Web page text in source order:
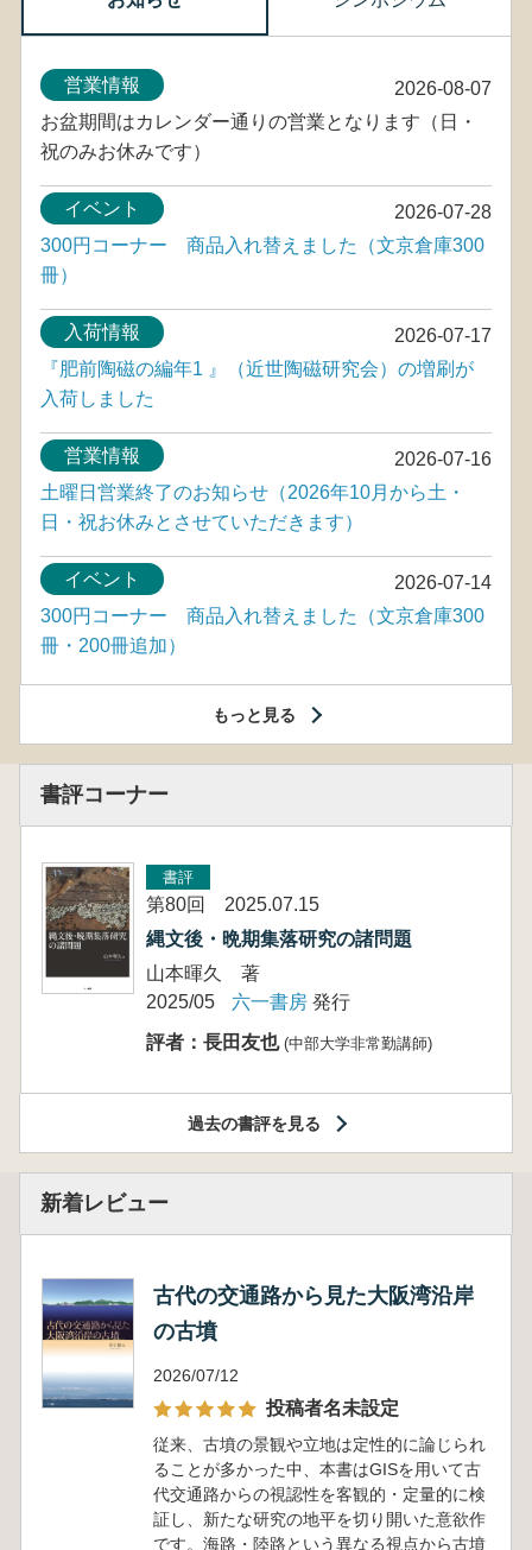
2026-08-07
営業情報
お盆期間はカレンダー通りの営業となります（日・
祝のみお休みです）
2026-07-28
イベント
300円コーナー 商品入れ替えました（文京倉庫300
冊）
2026-07-17
入荷情報
『肥前陶磁の編年1 』（近世陶磁研究会）の増刷が
入荷しました
2026-07-16
営業情報
土曜日営業終了のお知らせ（2026年10月から土・
日・祝お休みとさせていただきます）
2026-07-14
イベント
300円コーナー 商品入れ替えました（文京倉庫300
冊・200冊追加）
もっと見る
書評コーナー
書評
第80回 2025.07.15
縄文後・晩期集落研究の諸問題
山本暉久 著
2025/05
六一書房 発行
評者：長田友也 (中部大学非常勤講師)
過去の書評を見る
新着レビュー
古代の交通路から見た大阪湾沿岸
の古墳
2026/07/12
投稿者名未設定
従来、古墳の景観や立地は定性的に論じられ
ることが多かった中、本書はGISを用いて古
代交通路からの視認性を客観的・定量的に検
証し、新たな研究の地平を切り開いた意欲作
です。海路・陸路という異なる視点から古墳